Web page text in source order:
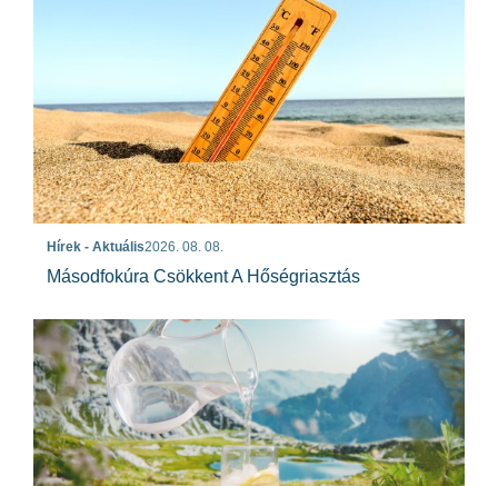
Hírek - Aktuális2026. 08. 08.
Másodfokúra Csökkent A Hőségriasztás